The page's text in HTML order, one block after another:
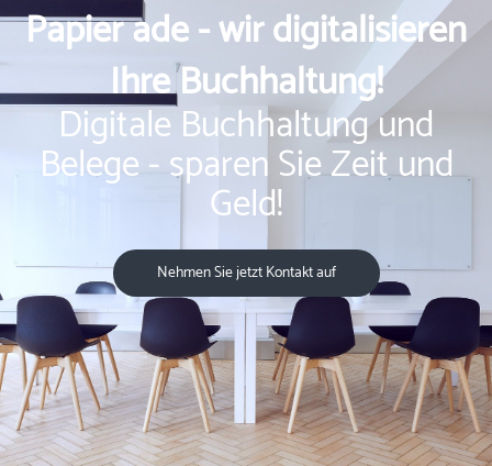
Papier ade - wir digitalisieren
Ihre Buchhaltung!
Digitale Buchhaltung und
Belege - sparen Sie Zeit und
Geld!
Nehmen Sie jetzt Kontakt auf